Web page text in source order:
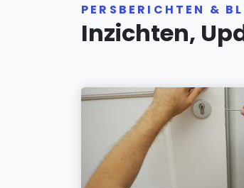
PERSBERICHTEN &
Inzichten,